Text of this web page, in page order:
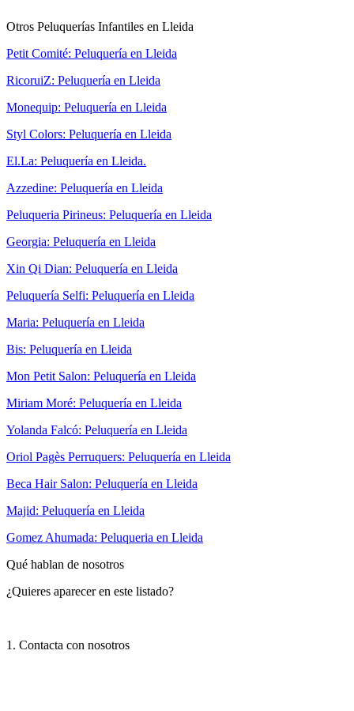
Otros Peluquerías Infantiles en Lleida
Petit Comité: Peluquería en Lleida
RicoruiZ: Peluquería en Lleida
Monequip: Peluquería en Lleida
Styl Colors: Peluquería en Lleida
El.La: Peluquería en Lleida.
Azzedine: Peluquería en Lleida
Peluqueria Pirineus: Peluquería en Lleida
Georgia: Peluquería en Lleida
Xin Qi Dian: Peluquería en Lleida
Peluquería Selfi: Peluquería en Lleida
Maria: Peluquería en Lleida
Bis: Peluquería en Lleida
Mon Petit Salon: Peluquería en Lleida
Miriam Moré: Peluquería en Lleida
Yolanda Falcó: Peluquería en Lleida
Oriol Pagès Perruquers: Peluquería en Lleida
Beca Hair Salon: Peluquería en Lleida
Majid: Peluquería en Lleida
Gomez Ahumada: Peluqueria en Lleida
Qué hablan de nosotros
¿Quieres aparecer en este listado?
1. Contacta con nosotros